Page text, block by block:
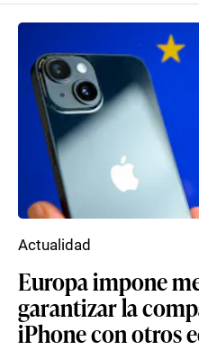
Europa impone
garantizar la
iPhone con otros
Actualidad